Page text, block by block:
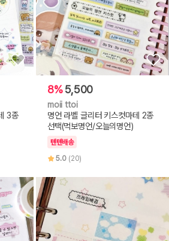
3종
8% 5,500
moii ttoi
명언 라벨 글리터 키스컷마테 2종
선택(먹보명언/오늘의명언)
텐텐배송
5.0 (20)